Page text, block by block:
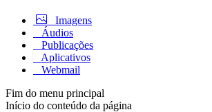
Imagens
Áudios
Publicações
Aplicativos
Webmail
Fim do menu principal
Início do conteúdo da página